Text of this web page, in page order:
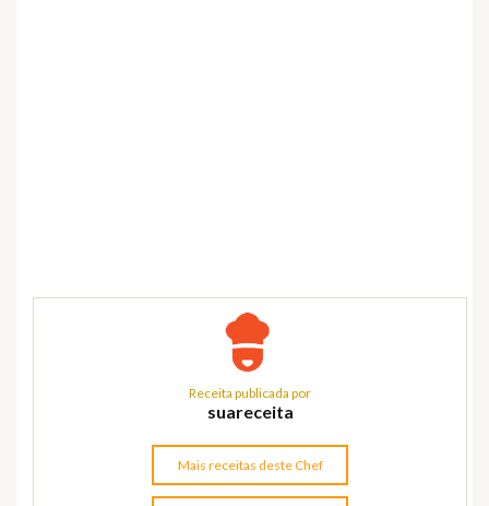
Receita publicada por
suareceita
Mais receitas deste Chef